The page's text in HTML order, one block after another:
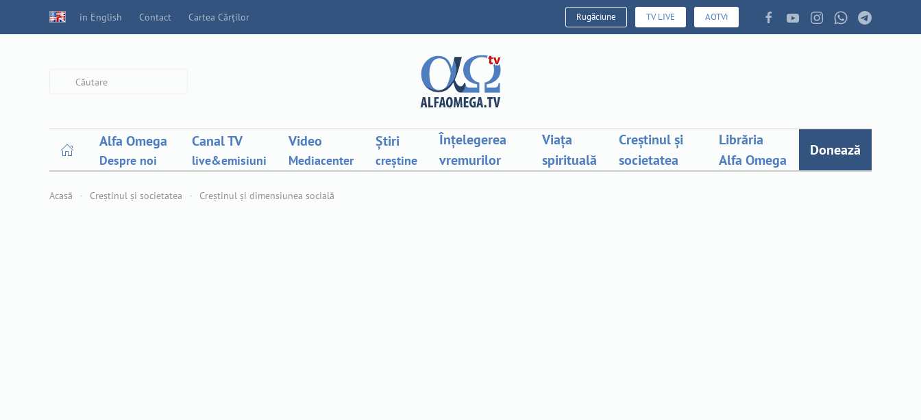
in English Contact Cartea Cărților Rugăciune TV LIVE AOTVi
Alfa Omega
Despre noi
Canal TV
live&emisiuni
Video
Mediacenter
Știri
creștine
Înțelegerea
vremurilor
Viața
spirituală
Creștinul și
societatea
Librăria
Alfa Omega
Donează
Acasă Creștinul și societatea Creștinul și dimensiunea socială